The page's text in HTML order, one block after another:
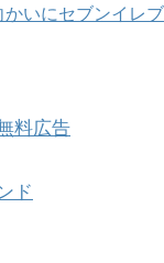
いにセブンイレ